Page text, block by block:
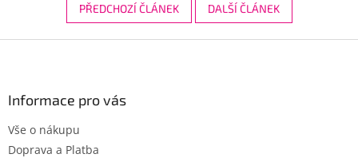
PŘEDCHOZÍ ČLÁNEK DALŠÍ ČLÁNEK
Informace pro vás
Vše o nákupu
Doprava a Platba